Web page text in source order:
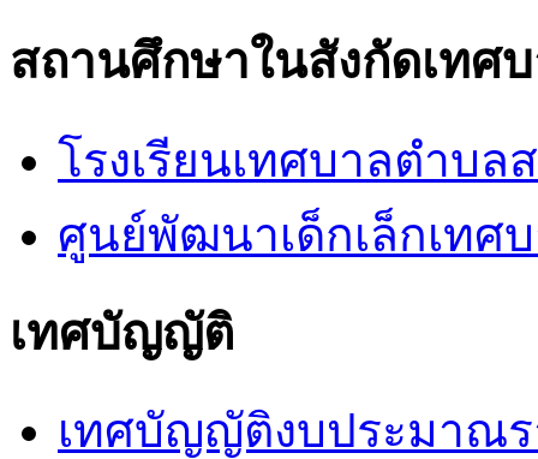
สถานศึกษาในสังกัดเทศ
โรงเรียนเทศบาลตำบล
ศูนย์พัฒนาเด็กเล็กเทศ
เทศบัญญัติ
เทศบัญญัติงบประมาณร